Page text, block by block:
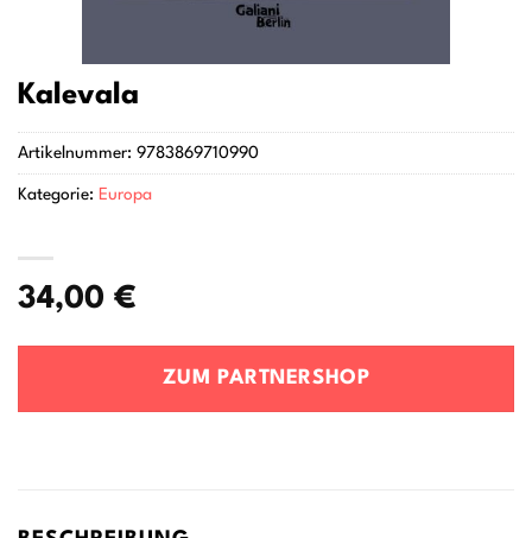
Kalevala
34,00 €
ZUM PARTNERSHOP
Artikelnummer: 9783869710990
Kategorie: Europa